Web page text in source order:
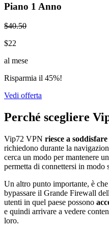
Piano 1 Anno
$40.50
$22
al mese
Risparmia il 45%!
Vedi offerta
Perché scegliere
Vip72 VPN riesce a
richiedono durante la
cerca un modo per mantenere
permetta di connettersi in modo
Un altro punto importante, è
bypassare il Grande Firewall
utenti in quel paese possono
e quindi arrivare a vedere
loro.